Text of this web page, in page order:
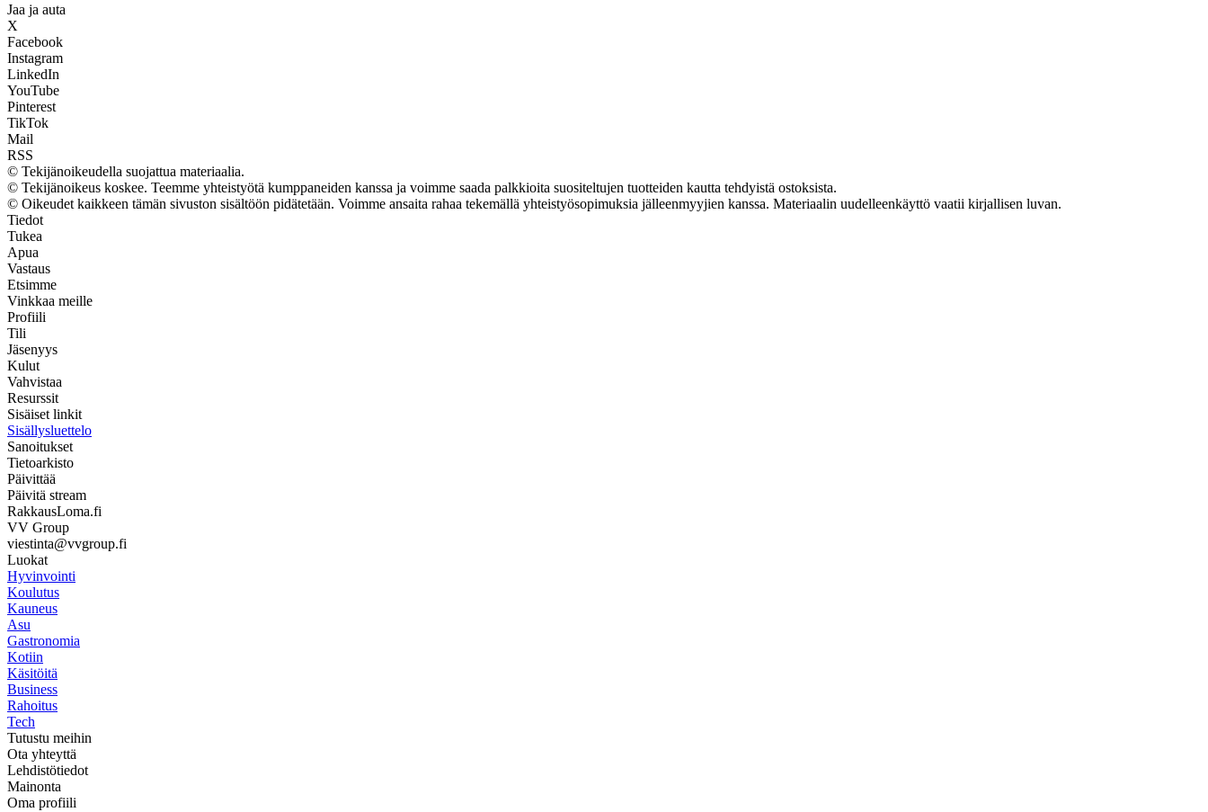
Jaa ja auta
X
Facebook
Instagram
LinkedIn
YouTube
Pinterest
TikTok
Mail
RSS
© Tekijänoikeudella suojattua materiaalia.
© Tekijänoikeus koskee. Teemme yhteistyötä kumppaneiden kanssa ja voimme saada palkkioita suositeltujen tuotteiden kautta tehdyistä ostoksista.
© Oikeudet kaikkeen tämän sivuston sisältöön pidätetään. Voimme ansaita rahaa tekemällä yhteistyösopimuksia jälleenmyyjien kanssa. Materiaalin uudelleenkäyttö vaatii kirjallisen luvan.
Tiedot
Tukea
Apua
Vastaus
Etsimme
Vinkkaa meille
Profiili
Tili
Jäsenyys
Kulut
Vahvistaa
Resurssit
Sisäiset linkit
Sisällysluettelo
Sanoitukset
Tietoarkisto
Päivittää
Päivitä stream
RakkausLoma.fi
VV Group
viestinta@vvgroup.fi
Luokat
Hyvinvointi
Koulutus
Kauneus
Asu
Gastronomia
Kotiin
Käsitöitä
Business
Rahoitus
Tech
Tutustu meihin
Ota yhteyttä
Lehdistötiedot
Mainonta
Oma profiili